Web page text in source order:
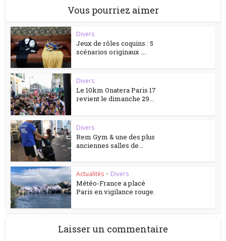
Vous pourriez aimer
Divers
Jeux de rôles coquins : 5
scénarios originaux ….
Divers
Le 10km Onatera Paris 17
revient le dimanche 29...
Divers
Rem Gym & une des plus
anciennes salles de...
Actualités • Divers
Météo-France a placé
Paris en vigilance rouge.
Laisser un commentaire